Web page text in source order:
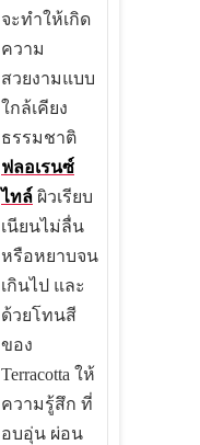
จะทำให้เกิด
ความ
สวยงามแบบ
ใกล้เคียง
ธรรมชาติ
ฟลอเรนซ์
ไทล์ ผิวเรียบ
เนียนไม่ลื่น
หรือหยาบจน
เกินไป และ
ด้วยโทนสี
ของ
Terracotta ให้
ความรู้สึก ที่
อบอุ่น ผ่อน